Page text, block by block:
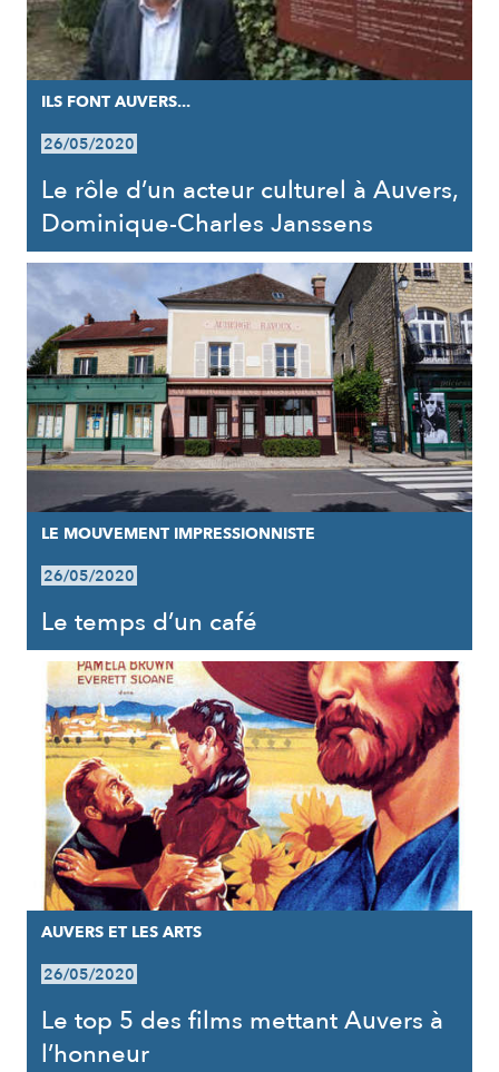
ILS FONT AUVERS...
26/05/2020
Le rôle d’un acteur culturel à Auvers,
Dominique-Charles Janssens
LE MOUVEMENT IMPRESSIONNISTE
26/05/2020
Le temps d’un café
AUVERS ET LES ARTS
26/05/2020
Le top 5 des films mettant Auvers à
l’honneur